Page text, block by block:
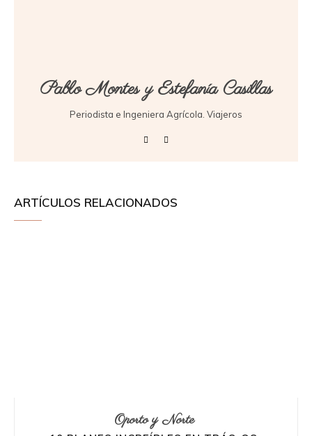
Pablo Montes y Estefanía Casillas
Periodista e Ingeniera Agrícola. Viajeros
ARTÍCULOS RELACIONADOS
Oporto y Norte